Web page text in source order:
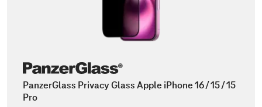
PanzerGlass Privacy Glass Apple iPhone 16 / 15 / 15
Pro